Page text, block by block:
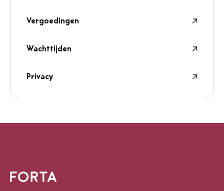
Vergoedingen
Wachttijden
Privacy